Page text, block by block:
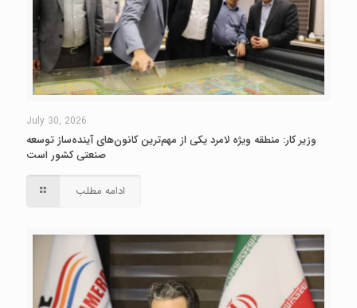
July 30, 2026
وزیر کار: منطقه ویژه لامرد یکی از مهم‌ترین کانون‌های آینده‌ساز توسعه
صنعتی کشور است
ادامه مطلب